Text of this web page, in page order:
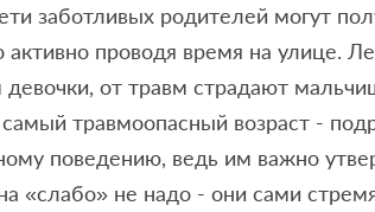
заботливых родителей могут
проводя время на улице.
от травм страдают
травмоопасный возраст -
поведению, ведь им важно
«слабо» не надо - они сами